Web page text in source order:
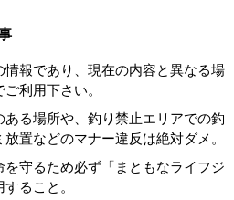
報であり、現在の内容と異なる場
利用下さい。
る場所や、釣り禁止エリアでの釣
置などのマナー違反は絶対ダメ。
守るため必ず「まともなライフジ
ること。